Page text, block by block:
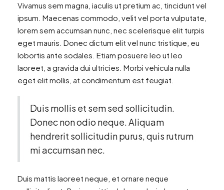
Vivamus sem magna, iaculis ut pretium ac, tincidunt vel
ipsum. Maecenas commodo, velit vel porta vulputate,
lorem sem accumsan nunc, nec scelerisque elit turpis
eget mauris. Donec dictum elit vel nunc tristique, eu
lobortis ante sodales. Etiam posuere leo ut leo
laoreet, a gravida dui ultricies. Morbi vehicula nulla
eget elit mollis, at condimentum est feugiat.
Duis mollis et sem sed sollicitudin.
Donec non odio neque. Aliquam
hendrerit sollicitudin purus, quis rutrum
mi accumsan nec.
Duis mattis laoreet neque, et ornare neque